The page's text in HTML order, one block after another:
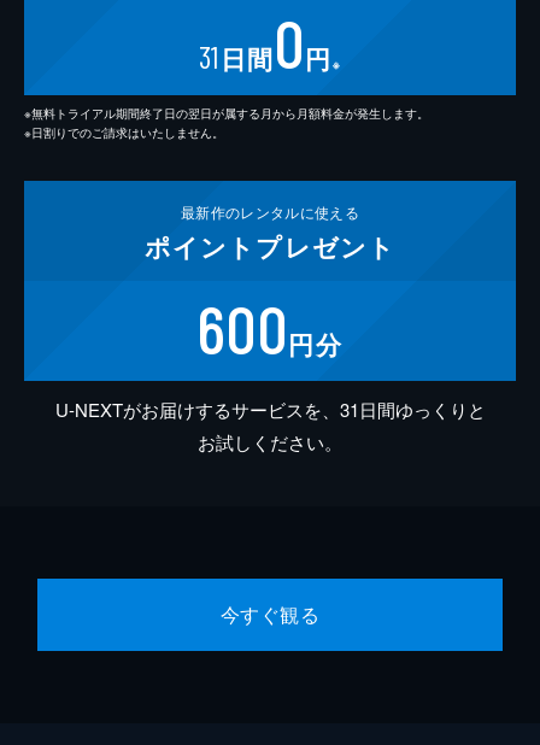
31 日間0円 ※
※無料トライアル期間終了日の翌日が属する月から月額料金が発生します。
※日割りでのご請求はいたしません。
最新作のレンタルに使える
ポイント プレゼント
600円分
U-NEXTがお届けするサービスを、31日間ゆっくりと
お試しください。
今すぐ観る